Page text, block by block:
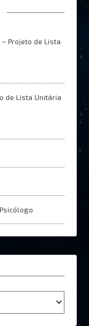
Projeto de Lista
de Lista Unitária